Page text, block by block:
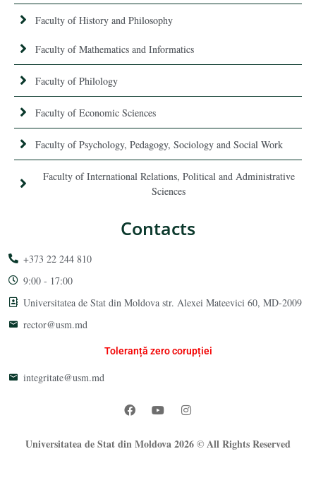
Faculty of History and Philosophy
Faculty of Mathematics and Informatics
Faculty of Philology
Faculty of Economic Sciences
Faculty of Psychology, Pedagogy, Sociology and Social Work
Faculty of International Relations, Political and Administrative
Sciences
Contacts
+373 22 244 810
9:00 - 17:00
Universitatea de Stat din Moldova str. Alexei Mateevici 60, MD-2009
rector@usm.md
Toleranță zero corupției
integritate@usm.md
Universitatea de Stat din Moldova 2026 © All Rights Reserved